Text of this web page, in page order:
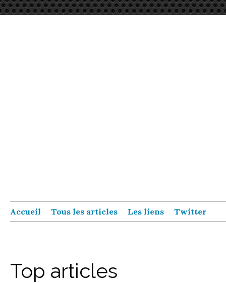
Accueil Tous les articles Les liens Twitter
Top articles